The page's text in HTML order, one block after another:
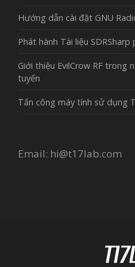
Hướng dẫn cài đặt GNU
Phát hành Tài liệu SDRSharp
Giới thiệu EvilCrow RF trong
tuyến
Tấn công máy tính sử dụng
Email: hi@t17lab.com